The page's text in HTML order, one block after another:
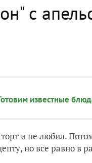
с
известные
и не любил.
но все равно в